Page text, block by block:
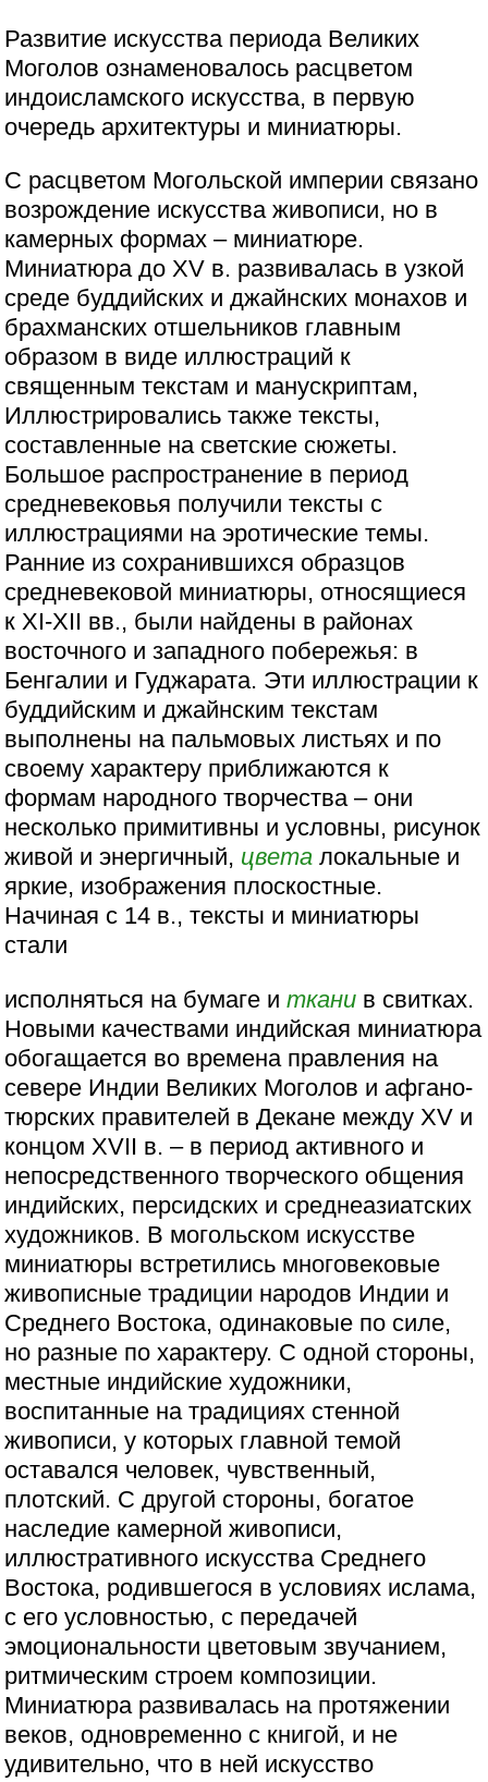
Развитие искусства периода Великих
Моголов ознаменовалось расцветом
индоисламского искусства, в первую
очередь архитектуры и миниатюры.
С расцветом Могольской империи связано
возрождение искусства живописи, но в
камерных формах – миниатюре.
Миниатюра до XV в. развивалась в узкой
среде буддийских и джайнских монахов и
брахманских отшельников главным
образом в виде иллюстраций к
священным текстам и манускриптам,
Иллюстрировались также тексты,
составленные на светские сюжеты.
Большое распространение в период
средневековья получили тексты с
иллюстрациями на эротические темы.
Ранние из сохранившихся образцов
средневековой миниатюры, относящиеся
к XI-XII вв., были найдены в районах
восточного и западного побережья: в
Бенгалии и Гуджарата. Эти иллюстрации к
буддийским и джайнским текстам
выполнены на пальмовых листьях и по
своему характеру приближаются к
формам народного творчества – они
несколько примитивны и условны, рисунок
живой и энергичный, цвета локальные и
яркие, изображения плоскостные.
Начиная с 14 в., тексты и миниатюры
стали
исполняться на бумаге иткани в свитках.
Новыми качествами индийская миниатюра
обогащается во времена правления на
севере Индии Великих Моголов и афгано-
тюрских правителей в Декане между XV и
концом XVII в. – в период активного и
непосредственного творческого общения
индийских, персидских и среднеазиатских
художников. В могольском искусстве
миниатюры встретились многовековые
живописные традиции народов Индии и
Среднего Востока, одинаковые по силе,
но разные по характеру. С одной стороны,
местные индийские художники,
воспитанные на традициях стенной
живописи, у которых главной темой
оставался человек, чувственный,
плотский. С другой стороны, богатое
наследие камерной живописи,
иллюстративного искусства Среднего
Востока, родившегося в условиях ислама,
с его условностью, с передачей
эмоциональности цветовым звучанием,
ритмическим строем композиции.
Миниатюра развивалась на протяжении
веков, одновременно с книгой, и не
удивительно, что в ней искусство